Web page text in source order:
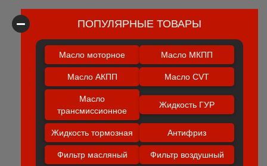
ПОПУЛЯРНЫЕ ТОВАРЫ
Масло моторное Масло МКПП
Масло АКПП Масло CVT
Масло
трансмиссионное
Жидкость ГУР
Жидкость тормозная Антифриз
Фильтр масляный Фильтр воздушный